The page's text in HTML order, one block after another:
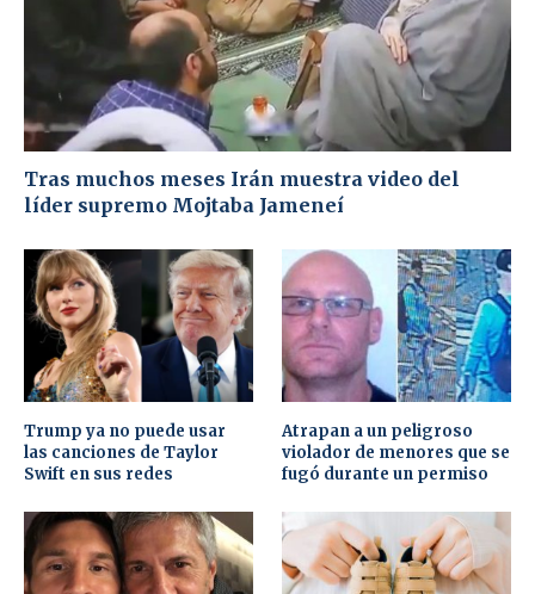
Tras muchos meses Irán muestra video del
líder supremo Mojtaba Jameneí
Trump ya no puede usar
las canciones de Taylor
Swift en sus redes
Atrapan a un peligroso
violador de menores que se
fugó durante un permiso